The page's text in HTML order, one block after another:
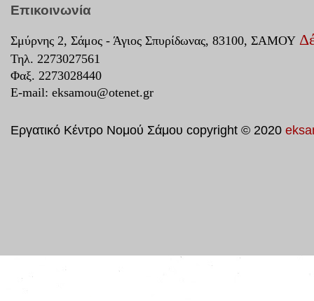
Επικοινωνία
Σμύρνης 2, Σάμος - Άγιος Σπυρίδωνας, 83100, ΣΑΜΟΥ
Τηλ. 2273027561
Φαξ. 2273028440
E-mail: eksamou@otenet.gr
Εργατικό Κέντρο Νομού Σάμου copyright © 2020